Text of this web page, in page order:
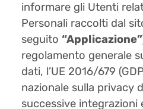
informare gli Utenti
Personali raccolti dal
seguito “Applicazione”
regolamento generale
dati, l’UE 2016/679
nazionale sulla privacy
successive integrazioni